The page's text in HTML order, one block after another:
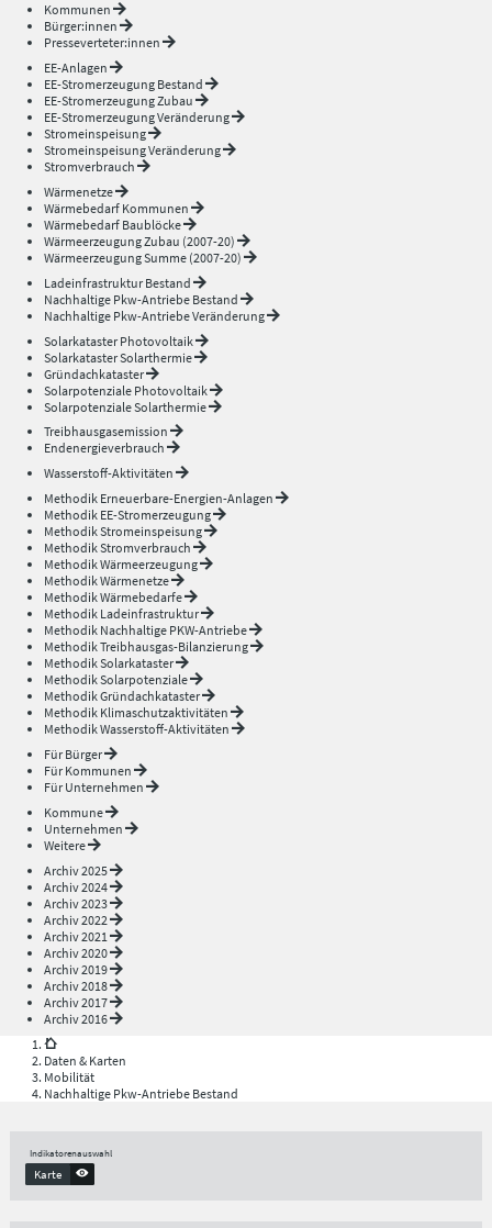
Kommunen
Bürger:innen
Presseverteter:innen
EE-Anlagen
EE-Stromerzeugung Bestand
EE-Stromerzeugung Zubau
EE-Stromerzeugung Veränderung
Stromeinspeisung
Stromeinspeisung Veränderung
Stromverbrauch
Wärmenetze
Wärmebedarf Kommunen
Wärmebedarf Baublöcke
Wärmeerzeugung Zubau (2007-20)
Wärmeerzeugung Summe (2007-20)
Ladeinfrastruktur Bestand
Nachhaltige Pkw-Antriebe Bestand
Nachhaltige Pkw-Antriebe Veränderung
Solarkataster Photovoltaik
Solarkataster Solarthermie
Gründachkataster
Solarpotenziale Photovoltaik
Solarpotenziale Solarthermie
Treibhausgasemission
Endenergieverbrauch
Wasserstoff-Aktivitäten
Methodik Erneuerbare-Energien-Anlagen
Methodik EE-Stromerzeugung
Methodik Stromeinspeisung
Methodik Stromverbrauch
Methodik Wärmeerzeugung
Methodik Wärmenetze
Methodik Wärmebedarfe
Methodik Ladeinfrastruktur
Methodik Nachhaltige PKW-Antriebe
Methodik Treibhausgas-Bilanzierung
Methodik Solarkataster
Methodik Solarpotenziale
Methodik Gründachkataster
Methodik Klimaschutzaktivitäten
Methodik Wasserstoff-Aktivitäten
Für Bürger
Für Kommunen
Für Unternehmen
Kommune
Unternehmen
Weitere
Archiv 2025
Archiv 2024
Archiv 2023
Archiv 2022
Archiv 2021
Archiv 2020
Archiv 2019
Archiv 2018
Archiv 2017
Archiv 2016
Daten & Karten
Mobilität
Nachhaltige Pkw-Antriebe Bestand
Indikatorenauswahl
Karte